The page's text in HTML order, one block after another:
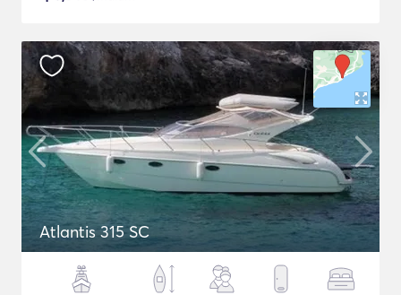
Atlantis 315 SC